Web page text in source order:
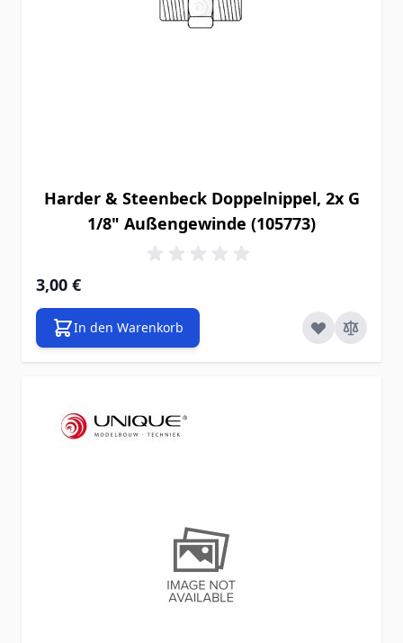
Harder & Steenbeck Doppelnippel, 2x G
1/8" Außengewinde (105773)
3,00 €
In den Warenkorb